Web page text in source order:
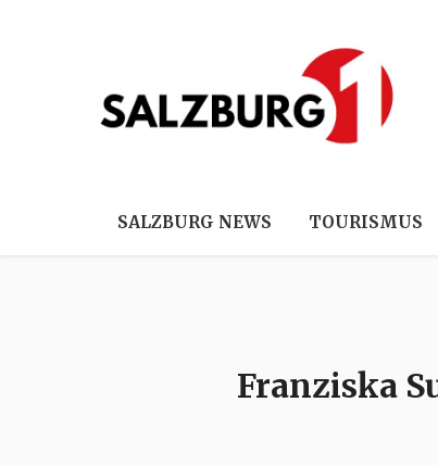
SALZBURG NEWS TOURISMUS
Franziska